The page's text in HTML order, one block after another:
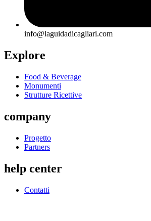
info@laguidadicagliari.com
Explore
Food & Beverage
Monumenti
Strutture Ricettive
company
Progetto
Partners
help center
Contatti